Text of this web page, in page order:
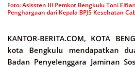
Foto: Asissten III Pemkot Bengkulu Toni
Penghargaan dari Kepala BPJS Kesehatan
KANTOR-BERITA.COM, KOTA
kota Bengkulu mendapatkan
Badan Penyelenggara Jaminan